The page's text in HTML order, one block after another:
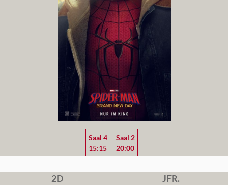
Saal 4
15:15
Saal 2
20:00
2D JFR.